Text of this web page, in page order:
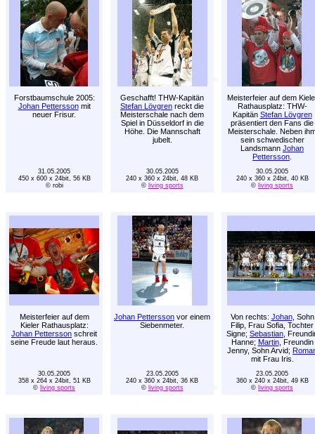
Forstbaumschule 2005:
Johan Petterssonmit
neuer Frisur.
Geschafft! THW-Kapitän
Stefan Lövgren reckt die
Meisterschale nach dem
Spiel in Düsseldorf in die
Höhe. Die Mannschaft
jubelt.
Meisterfeier auf dem
Rathausplatz: THW-
Kapitän Stefan Lövgren
präsentiert den Fans die
Meisterschale. Neben
sein schwedischer
Landsmann Johan
Pettersson
31.05.2005
450 x 600 x 24bit, 56 KB
© robi
30.05.2005
240 x 360 x 24bit, 48 KB
© living sports
30.05.2005
240 x 360 x 24bit, 40 KB
© living sports
Meisterfeier auf dem
Kieler Rathausplatz:
Johan Pettersson schreit
seine Freude laut heraus.
Johan Pettersson vor einem
Siebenmeter.
Von rechts: Johan, Sohn
Filip, Frau Sofia, Tochter
Signe; Sebastian ,
Hanne; Martin, Freundin
Jenny, Sohn Arvid;
mit Frau Iris.
30.05.2005
358 x 264 x 24bit, 51 KB
© living sports
23.05.2005
240 x 360 x 24bit, 36 KB
© living sports
23.05.2005
360 x 240 x 24bit, 49 KB
© living sports